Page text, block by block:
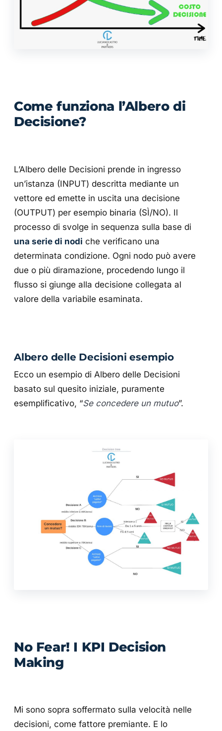
Come funziona l’Albero di
Decisione?
L’Albero delle Decisioni prende in ingresso
un’istanza (INPUT) descritta mediante un
vettore ed emette in uscita una decisione
(OUTPUT) per esempio binaria (SÌ/NO). Il
processo di svolge in sequenza sulla base di
una serie di nodi che verificano una
determinata condizione. Ogni nodo può avere
due o più diramazione, procedendo lungo il
flusso si giunge alla decisione collegata al
valore della variabile esaminata.
Albero delle Decisioni esempio
Ecco un esempio di Albero delle Decisioni
basato sul quesito iniziale, puramente
esemplificativo, “Se concedere un mutuo”.
No Fear! I KPI Decision
Making
Mi sono sopra soffermato sulla velocità nelle
decisioni, come fattore premiante. E lo